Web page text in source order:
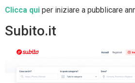
Clicca qui per iniziare a pubblicare
Subito.it